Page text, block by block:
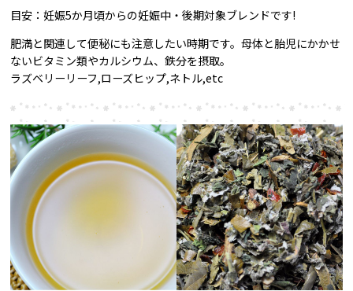
目安：妊娠5か月頃からの妊娠中・後期対象ブレンドです!
肥満と関連して便秘にも注意したい時期です。母体と胎児にかかせ
ないビタミン類やカルシウム、鉄分を摂取。
ラズベリーリーフ,ローズヒップ,ネトル,etc